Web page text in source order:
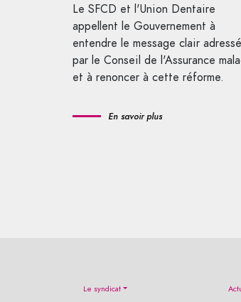
Le SFCD et l'Union Dentaire
appellent le Gouvernement à
entendre le message clair adressé
par le Conseil de l'Assurance
et à renoncer à cette réforme.
En savoir plus
Le syndicat